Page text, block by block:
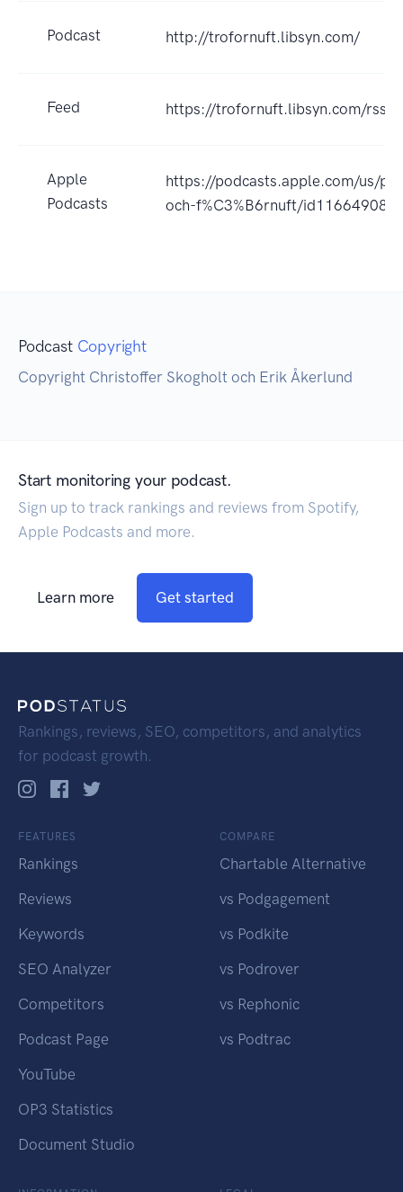
Podcast http://trofornuft.libsyn.com/
Feed https://trofornuft.libsyn.com/rss
Apple
Podcasts
https://podcasts.apple.com/us/
och-f%C3%B6rnuft/
Podcast Copyright
Copyright Christoffer Skogholt och Erik Åkerlund
Start monitoring your podcast.
Sign up to track rankings and reviews from Spotify,
Apple Podcasts and more.
Learn more Get started
Rankings, reviews, SEO, competitors, and analytics
for podcast growth.
FEATURES
Rankings
Reviews
Keywords
SEO Analyzer
Competitors
Podcast Page
YouTube
OP3 Statistics
Document Studio
COMPARE
Chartable Alternative
vs Podgagement
vs Podkite
vs Podrover
vs Rephonic
vs Podtrac